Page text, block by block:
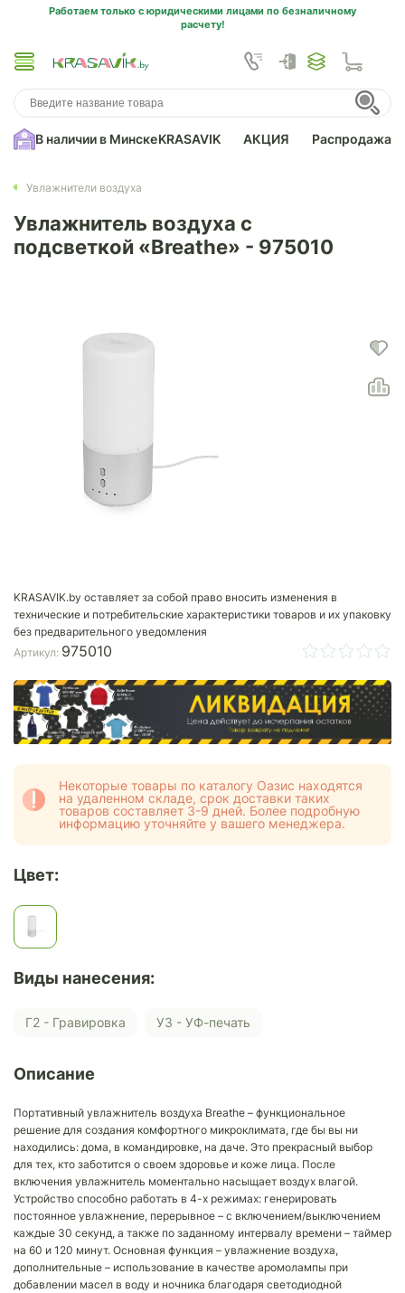
Работаем только с юридическими лицами по безналичному
расчету!
В наличии в МинскеKRASAVIK АКЦИЯ Распродажа
Увлажнители воздуха
Увлажнитель воздуха с
подсветкой «Breathe» - 975010
KRASAVIK.by оставляет за собой право вносить изменения в
технические и потребительские характеристики товаров и их упаковку
без предварительного уведомления
Артикул: 975010
Некоторые товары по каталогу Оазис находятся
на удаленном складе, срок доставки таких
товаров составляет 3-9 дней. Более подробную
информацию уточняйте у вашего менеджера.
Цвет:
Виды нанесения:
Г2 - Гравировка У3 - УФ-печать
Описание
Портативный увлажнитель воздуха Breathe – функциональное
решение для создания комфортного микроклимата, где бы вы ни
находились: дома, в командировке, на даче. Это прекрасный выбор
для тех, кто заботится о своем здоровье и коже лица. После
включения увлажнитель моментально насыщает воздух влагой.
Устройство способно работать в 4-х режимах: генерировать
постоянное увлажнение, перерывное – с включением/выключением
каждые 30 секунд, а также по заданному интервалу времени – таймер
на 60 и 120 минут. Основная функция – увлажнение воздуха,
дополнительные – использование в качестве аромолампы при
добавлении масел в воду и ночника благодаря светодиодной